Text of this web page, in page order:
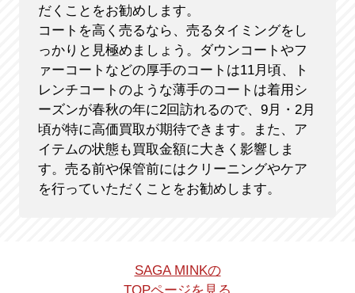
だくことをお勧めします。
コートを高く売るなら、売るタイミングをし
っかりと見極めましょう。ダウンコートやフ
ァーコートなどの厚手のコートは11月頃、ト
レンチコートのような薄手のコートは着用シ
ーズンが春秋の年に2回訪れるので、9月・2月
頃が特に高価買取が期待できます。また、ア
イテムの状態も買取金額に大きく影響しま
す。売る前や保管前にはクリーニングやケア
を行っていただくことをお勧めします。
SAGA MINKの